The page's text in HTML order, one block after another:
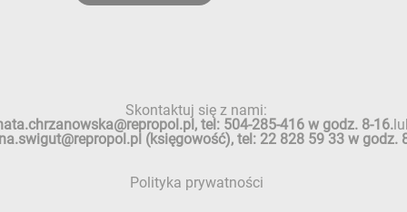
Skontaktuj się z nami:
, tel: 504-285-416w godz. 8-16.
(księgowość), tel: 22 828 59 33 w godz.
Polityka prywatności